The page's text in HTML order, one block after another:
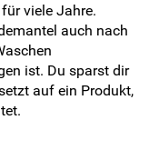
viele Jahre.
auch nach
ist. Du sparst dir
auf ein Produkt,